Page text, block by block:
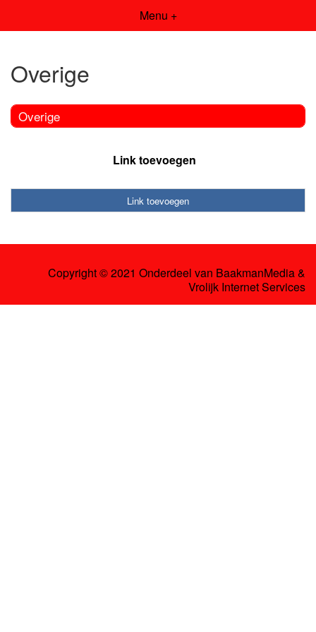
Menu +
Overige
Overige
Link toevoegen
Link toevoegen
Copyright © 2021 Onderdeel van BaakmanMedia&
Vrolijk Internet Services